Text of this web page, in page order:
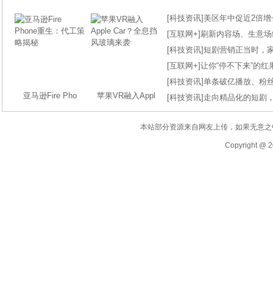
亚马逊Fire Pho 苹果VR融入Appl
[科技资讯] 美区年中促近2倍
[互联网+] 刷新内容场、生意
[科技资讯]短剧营销正当时，
[互联网+]让你“停不下来”的
[科技资讯]单条破亿播放、粉
[科技资讯] 走向精品化的短剧
本站部分资源来自网友上传，如果无意
Copyright @